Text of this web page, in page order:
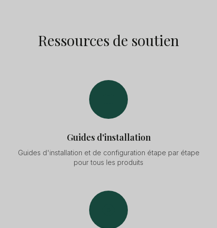
Ressources de soutien
Guides d'installation
Guides d'installation et de configuration étape par étape
pour tous les produits